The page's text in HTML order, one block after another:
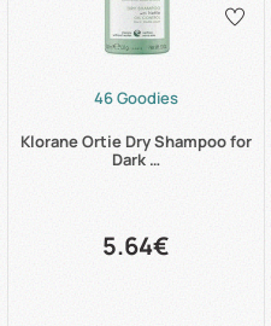
46 Goodies
Klorane Ortie Dry Shampoo for
Dark …
5.64€